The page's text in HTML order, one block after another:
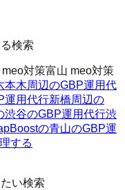
検索
対策富山 meo対策
本木周辺のGBP運用代
運用代行新橋周辺の
渋谷のGBP運用代行渋
の青山のGBP運
する
い検索